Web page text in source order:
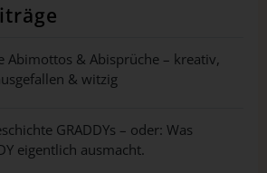
Abimottos & Abisprüche – kreativ,
& witzig
GRADDYs – oder: Was
eigentlich ausmacht.